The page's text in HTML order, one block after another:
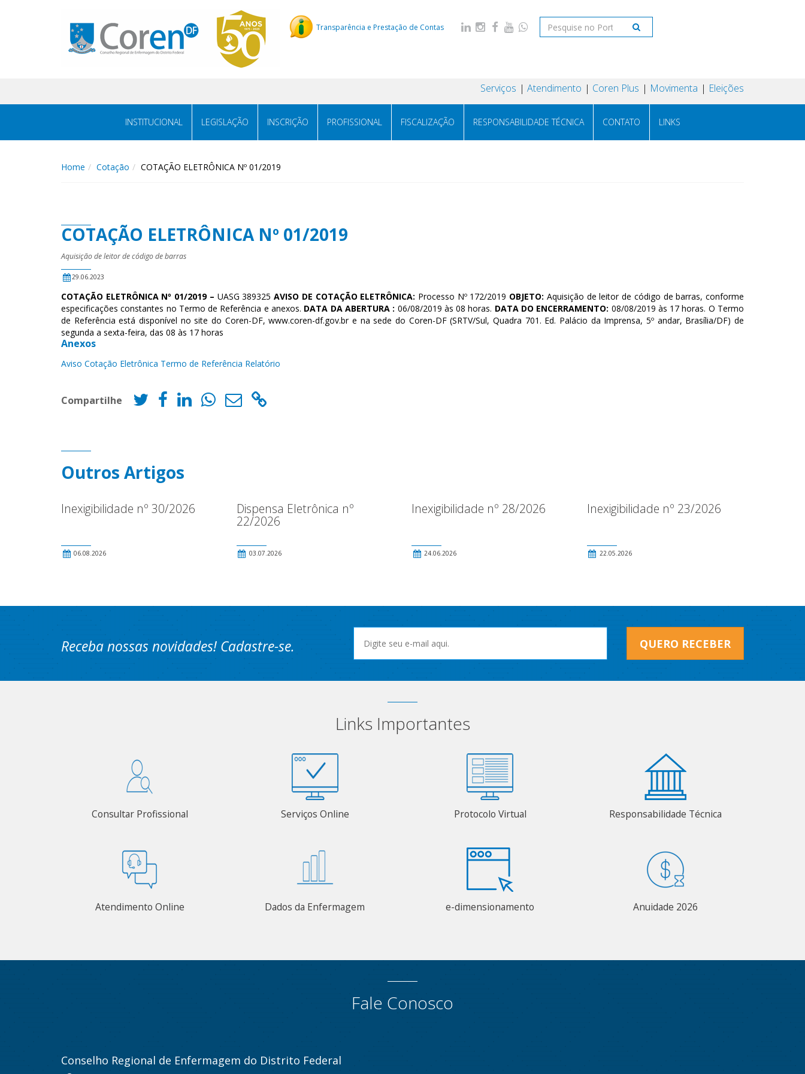
Transparência e Prestação de Contas
Serviços Atendimento Coren Plus Movimenta Eleições
INSTITUCIONAL LEGISLAÇÃO INSCRIÇÃO PROFISSIONAL FISCALIZAÇÃO RESPONSABILIDADE TÉCNICA CONTATO LINKS
Home Cotação COTAÇÃO ELETRÔNICA Nº 01/2019
COTAÇÃO ELETRÔNICA Nº 01/2019
Aquisição de leitor de código de barras
29.06.2023
COTAÇÃO ELETRÔNICA Nº 01/2019 – UASG 389325AVISO DE COTAÇÃO ELETRÔNICA: Processo Nº 172/2019 OBJETO: Aquisição de leitor de código de barras, conforme
especificações constantes no Termo de Referência e anexos. DATA DA ABERTURA : 06/08/2019 às 08 horas. DATA DO ENCERRAMENTO: 08/08/2019 às 17 horas. O Termo
de Referência está disponível no site do Coren-DF, www.coren-df.gov.br e na sede do Coren-DF (SRTV/Sul, Quadra 701. Ed. Palácio da Imprensa, 5º andar, Brasília/DF) de
segunda a sexta-feira, das 08 às 17 horas
Anexos
Aviso Cotação Eletrônica Termo de Referência Relatório
Compartilhe
Outros Artigos
Inexigibilidade nº 30/2026
06.08.2026
Dispensa Eletrônica nº
22/2026
03.07.2026
Inexigibilidade nº 28/2026
24.06.2026
Inexigibilidade nº 23/2026
22.05.2026
Receba nossas novidades! Cadastre-se. QUERO RECEBER
Links Importantes
Consultar Profissional Serviços Online Protocolo Virtual Responsabilidade Técnica
Atendimento Online Dados da Enfermagem e-dimensionamento Anuidade 2026
Fale Conosco
Conselho Regional de Enfermagem do Distrito Federal